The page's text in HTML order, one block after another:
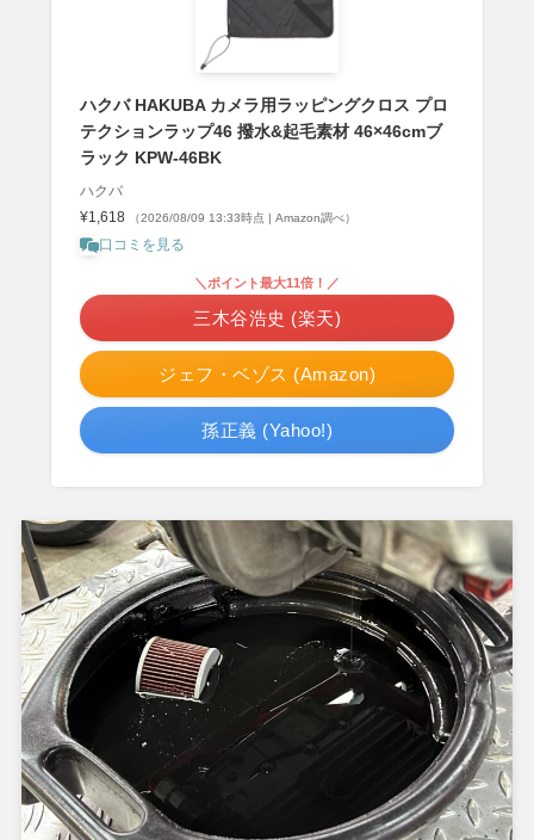
ハクバ HAKUBA カメラ用ラッピングクロス プロ
テクションラップ46 撥水&起毛素材 46×46cmブ
ラック KPW-46BK
ハクバ
¥1,618
（2026/08/09 13:33時点 | Amazon調べ）
口コミを見る
ジェフ・ベゾス (Amazon)
＼ポイント最大11倍！／
三木谷浩史 (楽天)
孫正義 (Yahoo!)